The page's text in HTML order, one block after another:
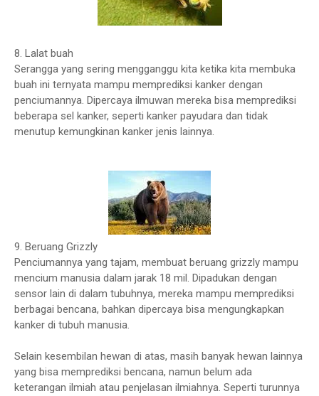
8. Lalat buah
Serangga yang sering mengganggu kita ketika kita membuka
buah ini ternyata mampu memprediksi kanker dengan
penciumannya. Dipercaya ilmuwan mereka bisa memprediksi
beberapa sel kanker, seperti kanker payudara dan tidak
menutup kemungkinan kanker jenis lainnya.
9. Beruang Grizzly
Penciumannya yang tajam, membuat beruang grizzly mampu
mencium manusia dalam jarak 18 mil. Dipadukan dengan
sensor lain di dalam tubuhnya, mereka mampu memprediksi
berbagai bencana, bahkan dipercaya bisa mengungkapkan
kanker di tubuh manusia.
Selain kesembilan hewan di atas, masih banyak hewan lainnya
yang bisa memprediksi bencana, namun belum ada
keterangan ilmiah atau penjelasan ilmiahnya. Seperti turunnya